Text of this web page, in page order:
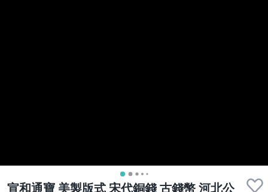
宣和通寶 美製版式 宋代銅錢 古錢幣 河北公